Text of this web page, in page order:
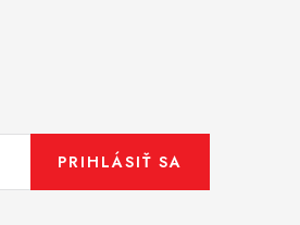
PRIHLÁSIŤ SA